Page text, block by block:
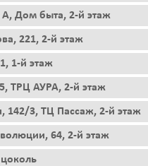
А, Дом быта, 2-й этаж
221, 2-й этаж
1-й этаж
ТРЦ АУРА, 2-й этаж
142/3, ТЦ Пассаж, 2-й этаж
64, 2-й этаж